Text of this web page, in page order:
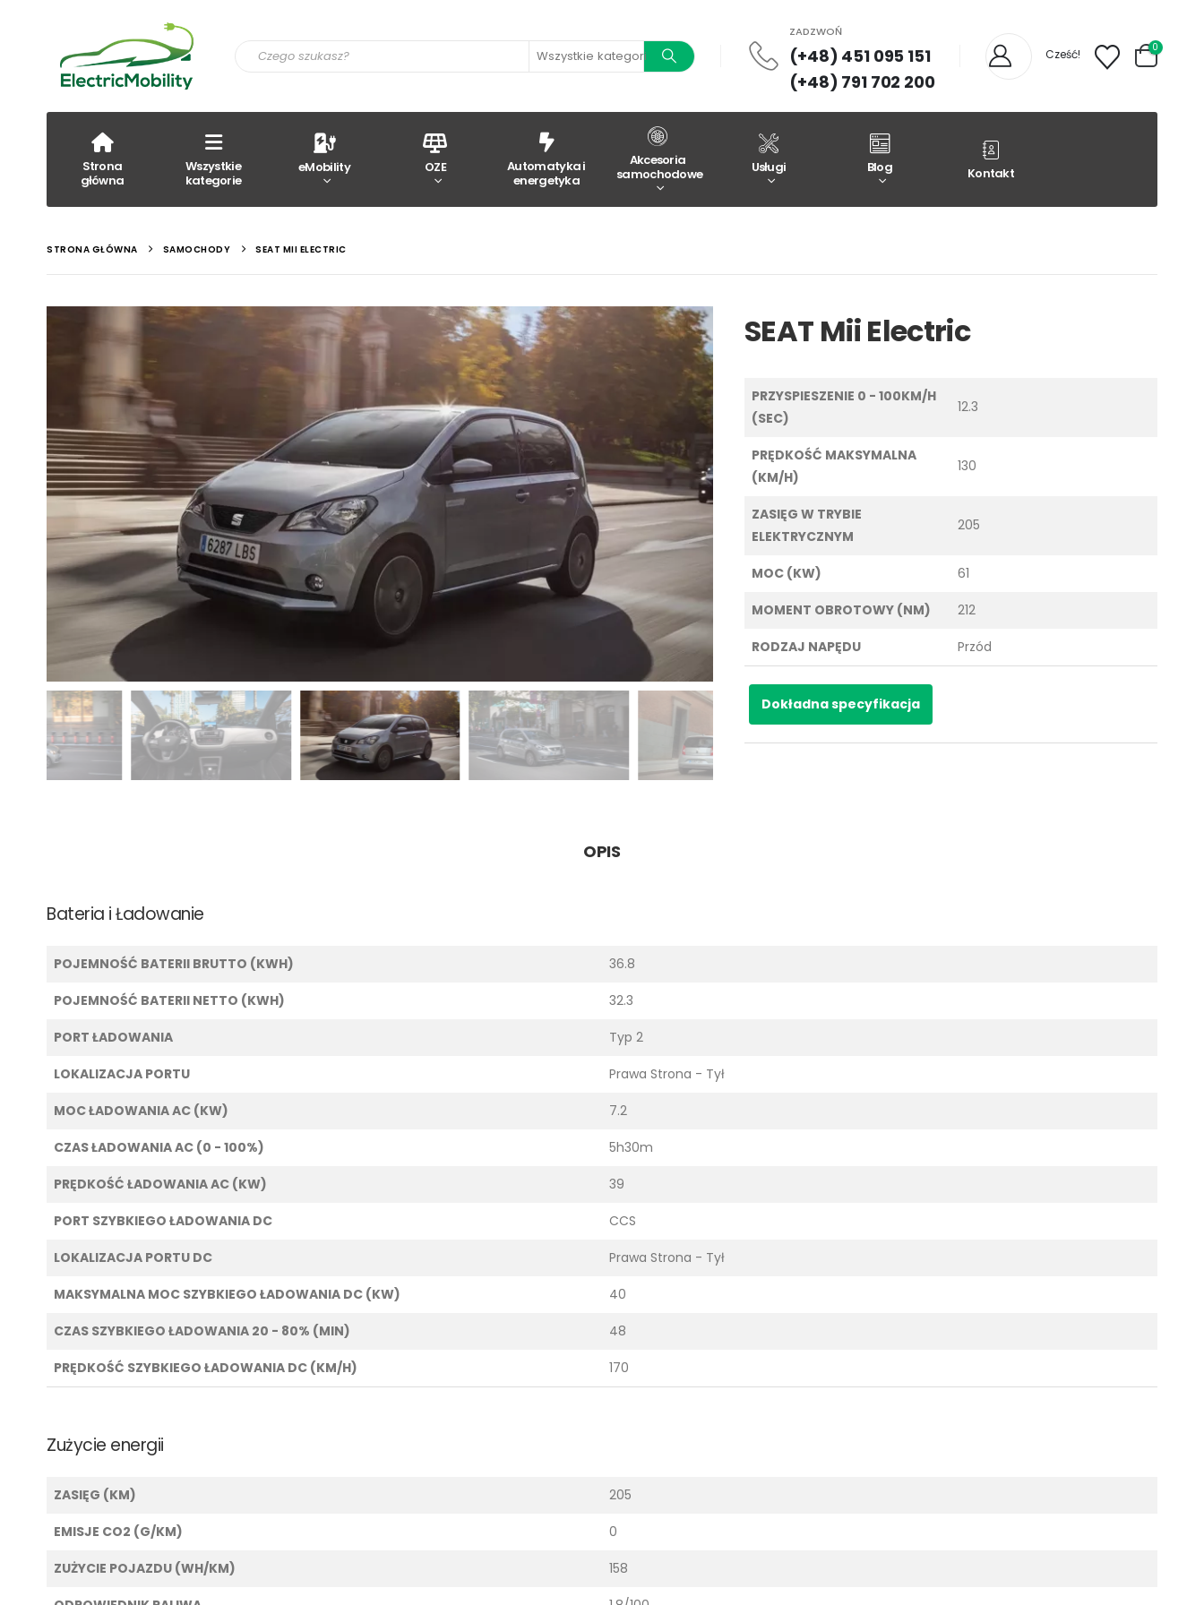
Wszystkie kategorie
ZADZWOŃ
(+48) 451 095 151
(+48) 791 702 200
Cześć! 0
Strona
główna
Wszystkie
kategorie
eMobility OZE
Automatyka i
energetyka
Akcesoria
samochodowe
Usługi Blog Kontakt
STRONA GŁÓWNA SAMOCHODY SEAT MII ELECTRIC
SEAT Mii Electric
PRZYSPIESZENIE 0 - 100KM/H
(SEC)
12.3
PRĘDKOŚĆ MAKSYMALNA
(KM/H)
130
ZASIĘG W TRYBIE
ELEKTRYCZNYM
205
MOC (KW) 61
MOMENT OBROTOWY (NM) 212
RODZAJ NAPĘDU Przód
Dokładna specyfikacja
OPIS
Bateria i Ładowanie
POJEMNOŚĆ BATERII BRUTTO (KWH) 36.8
POJEMNOŚĆ BATERII NETTO (KWH) 32.3
PORT ŁADOWANIA Typ 2
LOKALIZACJA PORTU Prawa Strona - Tył
MOC ŁADOWANIA AC (KW) 7.2
CZAS ŁADOWANIA AC (0 - 100%) 5h30m
PRĘDKOŚĆ ŁADOWANIA AC (KW) 39
PORT SZYBKIEGO ŁADOWANIA DC CCS
LOKALIZACJA PORTU DC Prawa Strona - Tył
MAKSYMALNA MOC SZYBKIEGO ŁADOWANIA DC (KW) 40
CZAS SZYBKIEGO ŁADOWANIA 20 - 80% (MIN) 48
PRĘDKOŚĆ SZYBKIEGO ŁADOWANIA DC (KM/H) 170
Zużycie energii
ZASIĘG (KM) 205
EMISJE CO2 (G/KM) 0
ZUŻYCIE POJAZDU (WH/KM) 158